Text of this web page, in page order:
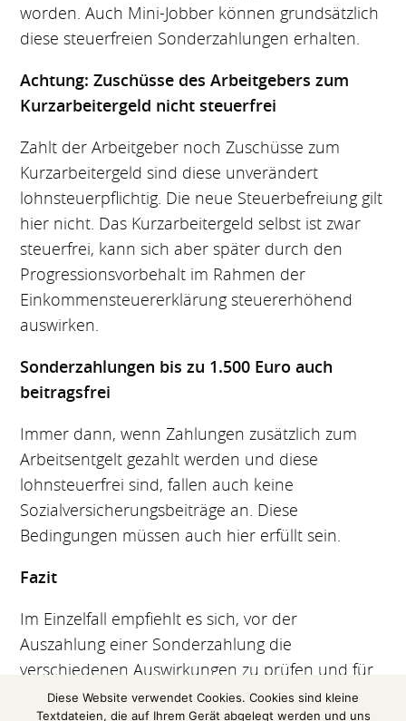
worden. Auch Mini-Jobber können grundsätzlich
diese steuerfreien Sonderzahlungen erhalten.
Achtung: Zuschüsse des Arbeitgebers zum
Kurzarbeitergeld nicht steuerfrei
Zahlt der Arbeitgeber noch Zuschüsse zum
Kurzarbeitergeld sind diese unverändert
lohnsteuerpflichtig. Die neue Steuerbefreiung gilt
hier nicht. Das Kurzarbeitergeld selbst ist zwar
steuerfrei, kann sich aber später durch den
Progressionsvorbehalt im Rahmen der
Einkommensteuererklärung steuererhöhend
auswirken.
Sonderzahlungen bis zu 1.500 Euro auch
beitragsfrei
Immer dann, wenn Zahlungen zusätzlich zum
Arbeitsentgelt gezahlt werden und diese
lohnsteuerfrei sind, fallen auch keine
Sozialversicherungsbeiträge an. Diese
Bedingungen müssen auch hier erfüllt sein.
Fazit
Im Einzelfall empfiehlt es sich, vor der
Auszahlung einer Sonderzahlung die
verschiedenen Auswirkungen zu prüfen und für
die Wahl einer optimalen Lösung einen
Diese Website verwendet Cookies. Cookies sind kleine
Textdateien, die auf Ihrem Gerät abgelegt werden und uns